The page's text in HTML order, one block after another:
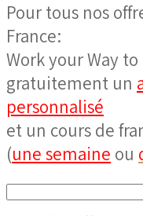
Pour tous nos
France:
Work your Way
gratuitement un
personnalisé
et un cours de
(une semaine ou
for: